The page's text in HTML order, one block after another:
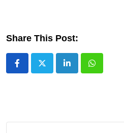
Share This Post:
LinkedIn Whatsapp